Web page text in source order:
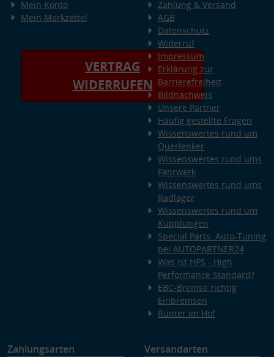
Mein Konto
Mein Merkzettel
VERTRAG
WIDERRUFEN
Zahlung & Versand
AGB
Datenschutz
Widerruf
Impressum
Erklärung zur
Barrierefreiheit
Bildnachweis
Unsere Partner
Häufig gestellte Fragen
Wissenswertes rund um
Querlenker
Wissenswertes rund ums
Fahrwerk
Wissenswertes rund ums
Radlager
Wissenswertes rund um
Kupplungen
Special Parts: Auto-Tuning
bei AUTOPARTNER24
Was ist HPS - High
Performance Standard?
EBC-Bremse richtig
Einbremsen
Runter im Hof
Zahlungsarten Versandarten